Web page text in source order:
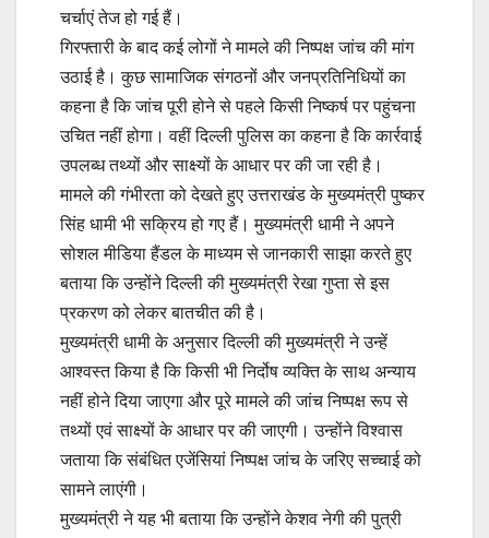
चर्चाएं तेज हो गई हैं।
गिरफ्तारी के बाद कई लोगों ने मामले की निष्पक्ष जांच की मांग
उठाई है। कुछ सामाजिक संगठनों और जनप्रतिनिधियों का
कहना है कि जांच पूरी होने से पहले किसी निष्कर्ष पर पहुंचना
उचित नहीं होगा। वहीं दिल्ली पुलिस का कहना है कि कार्रवाई
उपलब्ध तथ्यों और साक्ष्यों के आधार पर की जा रही है।
मामले की गंभीरता को देखते हुए उत्तराखंड के मुख्यमंत्री पुष्कर
सिंह धामी भी सक्रिय हो गए हैं। मुख्यमंत्री धामी ने अपने
सोशल मीडिया हैंडल के माध्यम से जानकारी साझा करते हुए
बताया कि उन्होंने दिल्ली की मुख्यमंत्री रेखा गुप्ता से इस
प्रकरण को लेकर बातचीत की है।
मुख्यमंत्री धामी के अनुसार दिल्ली की मुख्यमंत्री ने उन्हें
आश्वस्त किया है कि किसी भी निर्दोष व्यक्ति के साथ अन्याय
नहीं होने दिया जाएगा और पूरे मामले की जांच निष्पक्ष रूप से
तथ्यों एवं साक्ष्यों के आधार पर की जाएगी। उन्होंने विश्वास
जताया कि संबंधित एजेंसियां निष्पक्ष जांच के जरिए सच्चाई को
सामने लाएंगी।
मुख्यमंत्री ने यह भी बताया कि उन्होंने केशव नेगी की पुत्री